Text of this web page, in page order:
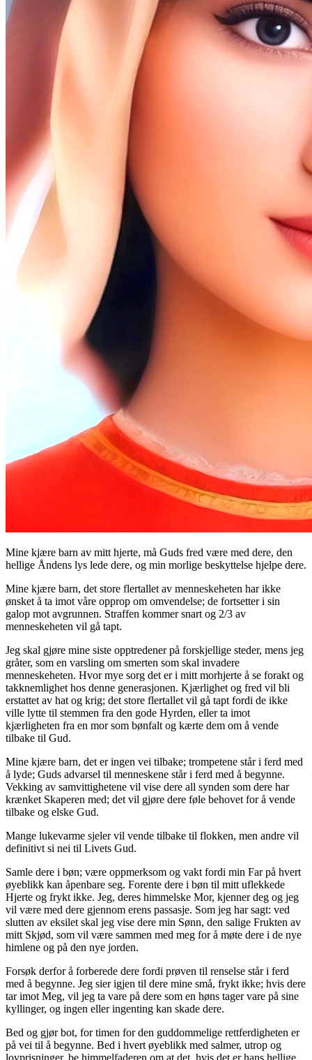
Mine kjære barn av mitt hjerte, må Guds fred være med dere, den
hellige Åndens lys lede dere, og min morlige beskyttelse hjelpe dere.
Mine kjære barn, det store flertallet av menneskeheten har ikke
ønsket å ta imot våre opprop om omvendelse; de fortsetter i sin
galop mot avgrunnen. Straffen kommer snart og 2/3 av
menneskeheten vil gå tapt.
Jeg skal gjøre mine siste opptredener på forskjellige steder, mens jeg
gråter, som en varsling om smerten som skal invadere
menneskeheten. Hvor mye sorg det er i mitt morhjerte å se forakt og
takknemlighet hos denne generasjonen. Kjærlighet og fred vil bli
erstattet av hat og krig; det store flertallet vil gå tapt fordi de ikke
ville lytte til stemmen fra den gode Hyrden, eller ta imot
kjærligheten fra en mor som bønfalt og kærte dem om å vende
tilbake til Gud.
Mine kjære barn, det er ingen vei tilbake; trompetene står i ferd med
å lyde; Guds advarsel til menneskene står i ferd med å begynne.
Vekking av samvittighetene vil vise dere all synden som dere har
krænket Skaperen med; det vil gjøre dere føle behovet for å vende
tilbake og elske Gud.
Mange lukevarme sjeler vil vende tilbake til flokken, men andre vil
definitivt si nei til Livets Gud.
Samle dere i bøn; være oppmerksom og vakt fordi min Far på hvert
øyeblikk kan åpenbare seg. Forente dere i bøn til mitt uflekkede
Hjerte og frykt ikke. Jeg, deres himmelske Mor, kjenner deg og jeg
vil være med dere gjennom erens passasje. Som jeg har sagt: ved
slutten av eksilet skal jeg vise dere min Sønn, den salige Frukten av
mitt Skjød, som vil være sammen med meg for å møte dere i de nye
himlene og på den nye jorden.
Forsøk derfor å forberede dere fordi prøven til renselse står i ferd
med å begynne. Jeg sier igjen til dere mine små, frykt ikke; hvis dere
tar imot Meg, vil jeg ta vare på dere som en høns tager vare på sine
kyllinger, og ingen eller ingenting kan skade dere.
Bed og gjør bot, for timen for den guddommelige rettferdigheten er
på vei til å begynne. Bed i hvert øyeblikk med salmer, utrop og
lovprisninger, be himmelfaderen om at det, hvis det er hans hellige